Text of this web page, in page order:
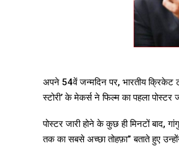
अपने 54वें जन्मदिन पर, भारतीय क्रिकेट
स्टोरी’ के मेकर्स ने फिल्म का पहला
पोस्टर जारी होने के कुछ ही मिनटों बाद,
तक का सबसे अच्छा तोहफ़ा” बताते हुए